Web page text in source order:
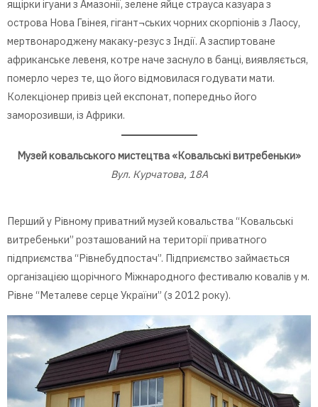
ящірки ігуани з Амазонії, зелене яйце страуса казуара з
острова Нова Гвінея, гігант¬ських чорних скорпіонів з Лаосу,
мертвонароджену макаку-резус з Індії. А заспиртоване
африканське левеня, котре наче заснуло в банці, виявляється,
померло через те, що його відмовилася годувати мати.
Колекціонер привіз цей експонат, попередньо його
заморозивши, із Африки.
Музей ковальського мистецтва «Ковальські витребеньки»
Вул. Курчатова, 18А
Перший у Рівному приватний музей ковальства “Ковальські
витребеньки” розташований на території приватного
підприємства “Рівнебудпостач”. Підприємство займається
організацією щорічного Міжнародного фестивалю ковалів у м.
Рівне “Металеве серце України” (з 2012 року).